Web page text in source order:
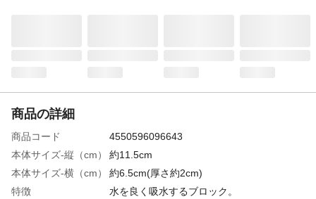
商品の詳細
商品コード
4550596096643
本体サイズ-縦（cm）
約11.5cm
本体サイズ-横（cm）
約6.5cm(厚さ約2cm)
特徴
水を良く吸水するブロック。